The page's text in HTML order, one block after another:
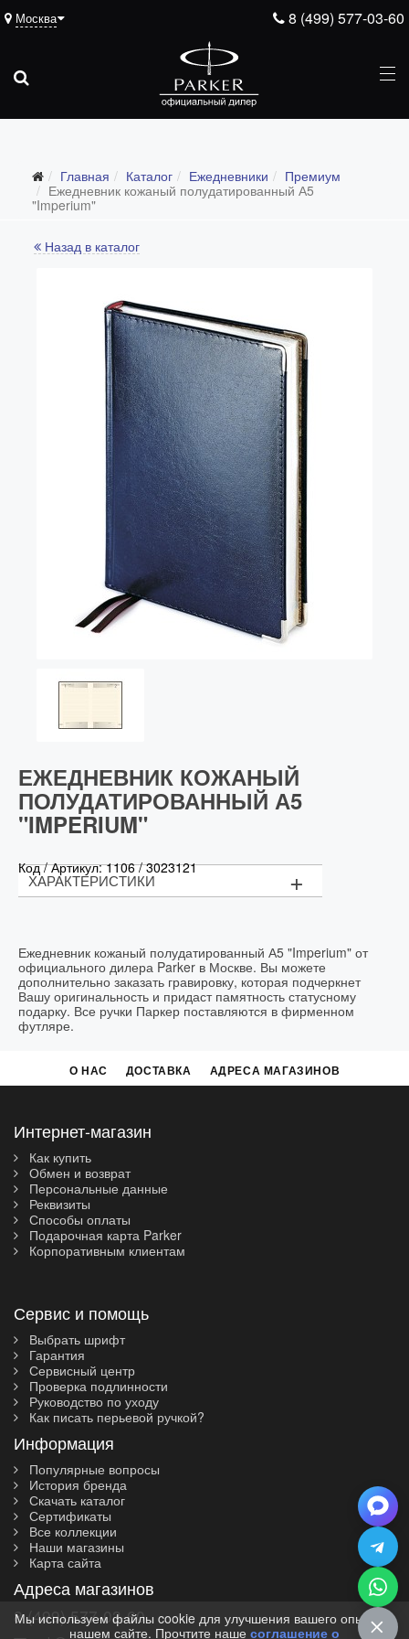
8 (499) 577-03-60
Москва
Главная Каталог Ежедневники
Премиум
Ежедневник кожаный полудатированный А5
"Imperium"
Назад в каталог
ЕЖЕДНЕВНИК КОЖАНЫЙ
ПОЛУДАТИРОВАННЫЙ А5
"IMPERIUM"
Код / Артикул:1106/3023121
ХАРАКТЕРИСТИКИ +
Цвет обложки:
Ежедневник кожаный полудатированный А5 "Imperium" от
официального дилера Parker в Москве. Вы можете
дополнительно заказать гравировку, которая подчеркнет
Вашу оригинальность и придаст памятность статусному
подарку. Все ручки Паркер поставляются в фирменном
футляре.
О НАС ДОСТАВКА АДРЕСА МАГАЗИНОВ
Интернет-магазин
Как купить
Обмен и возврат
Персональные данные
Реквизиты
Способы оплаты
Подарочная карта Parker
Корпоративным клиентам
Сервис и помощь
Выбрать шрифт
Гарантия
Сервисный центр
Проверка подлинности
Руководство по уходу
Как писать перьевой ручкой?
Информация
Популярные вопросы
История бренда
Скачать каталог
Сертификаты
Все коллекции
Наши магазины
Карта сайта
Адреса магазинов
8 (499) 577-03-60
Ежедневники
Премиум
Moleskine
Portobello
Boss
Ручки для гравировки
С золотым пером
Распродажа
Аксессуары
Запчасти
Упаковка
Подарочные сертификаты
Мы используем файлы cookie для улучшения вашего опыта на
нашем сайте. Прочтите наше соглашение о